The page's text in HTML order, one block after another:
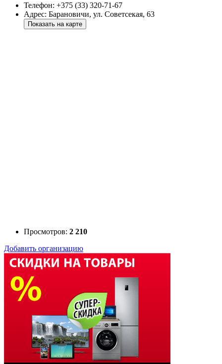
Телефон: +375 (33) 320-71-67
Адрес: Барановичи, ул. Советсекая, 63
Просмотров: 2 210
Добавить организацию